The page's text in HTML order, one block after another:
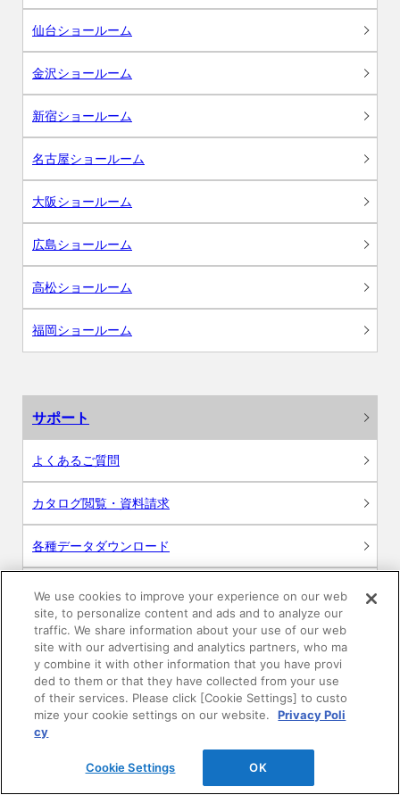
仙台ショールーム
金沢ショールーム
新宿ショールーム
名古屋ショールーム
大阪ショールーム
広島ショールーム
高松ショールーム
福岡ショールーム
サポート
よくあるご質問
カタログ閲覧・資料請求
各種データダウンロード
WEB見積・各種シミュレーション
交換用部品の購入
修理・点検
お問い合わせ
We use cookies to improve your experience on our web
site, to personalize content and ads and to analyze our
traffic. We share information about your use of our web
site with our advertising and analytics partners, who ma
y combine it with other information that you have provi
ded to them or that they have collected from your use
of their services. Please click [Cookie Settings] to custo
mize your cookie settings on our website.
Privacy Poli
cy
Cookie Settings OK